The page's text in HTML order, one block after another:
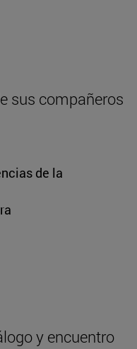
sus compañeros
de la
y encuentro